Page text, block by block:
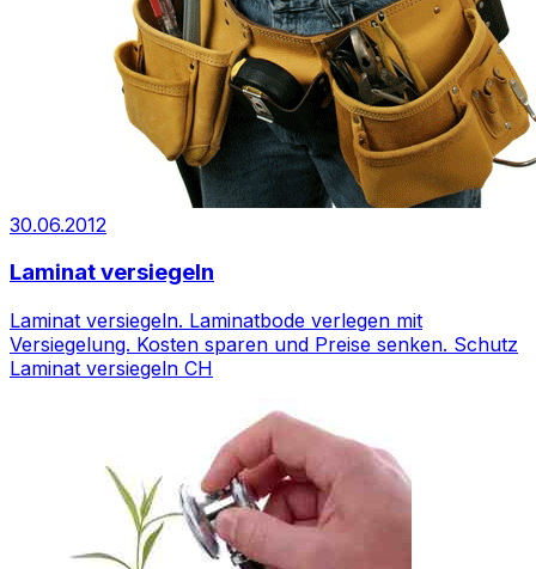
30.06.2012
Laminat versiegeln
Laminat versiegeln. Laminatbode verlegen mit
Versiegelung. Kosten sparen und Preise senken. Schutz
Laminat versiegeln CH